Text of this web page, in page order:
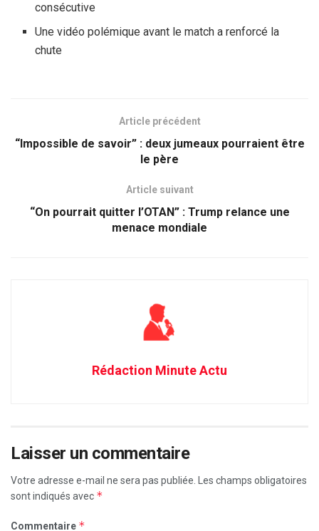
consécutive
Une vidéo polémique avant le match a renforcé la
chute
Article précédent
“Impossible de savoir” : deux jumeaux pourraient être
le père
Article suivant
“On pourrait quitter l’OTAN” : Trump relance une
menace mondiale
Rédaction Minute Actu
Laisser un commentaire
Votre adresse e-mail ne sera pas publiée.
Les champs obligatoires
sont indiqués avec *
Commentaire *